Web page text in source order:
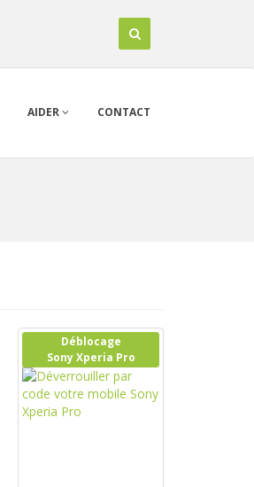
AIDER CONTACT
Déblocage
Sony Xperia Pro